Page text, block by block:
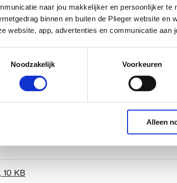
naar jou makkelijker en persoonlijker
binnen en buiten de Plieger website
website, app, advertenties en communicatie
Noodzakelijk
Voorkeuren
Alleen
Hendel/beugelgreep
, 10 KB